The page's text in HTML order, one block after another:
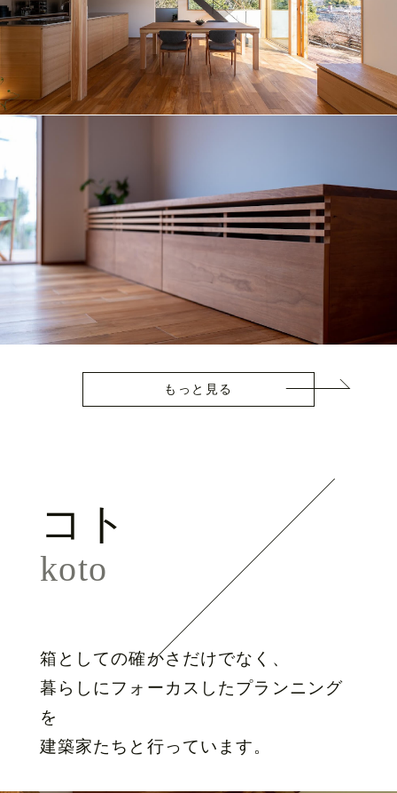
もっと見る
コト
koto
箱としての確かさだけでなく、
暮らしにフォーカスしたプランニング
を
建築家たちと行っています。